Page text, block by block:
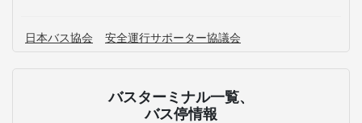
日本バス協会 安全運行サポーター協議会
バスターミナル一覧、
バス停情報